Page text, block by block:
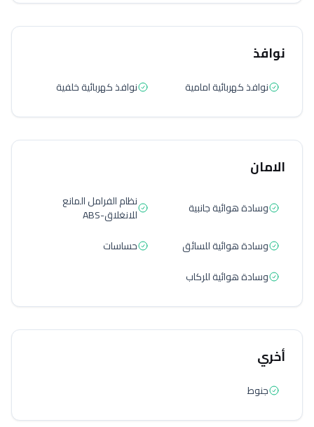
نوافذ
نوافذ كهربائية امامية نوافذ كهربائية خلفية
الامان
وسادة هوائية جانبية نظام الفرامل المانع
للانغلاق-ABS
وسادة هوائية للسائق
حساسات
وسادة هوائية للركاب
أخري
جنوط